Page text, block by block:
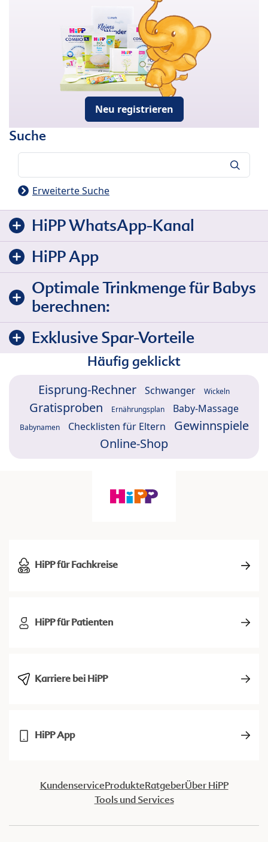
Neu registrieren
Suche
Erweiterte Suche
HiPP WhatsApp-Kanal
HiPP App
Optimale Trinkmenge für Babys
berechnen:
Exklusive Spar-Vorteile
Häufig geklickt
Eisprung-Rechner Schwanger Wickeln
Gratisproben Ernährungsplan Baby-Massage
Babynamen Checklisten für Eltern
Gewinnspiele
Online-Shop
HiPP für Fachkreise
HiPP für Patienten
Karriere bei HiPP
HiPP App
KundenserviceProdukteRatgeberÜber HiPP
Tools und Services